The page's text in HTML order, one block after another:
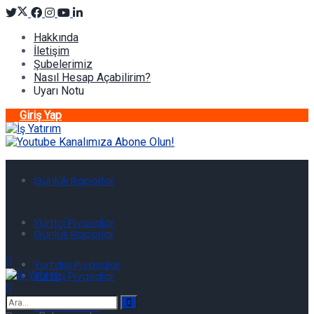
Hakkında
İletişim
Şubelerimiz
Nasıl Hesap Açabilirim?
Uyarı Notu
Giriş Yap
Günlük Raporlar
Yurtiçi Piyasalar
Yurtdışı Piyasalar
Son Haberler
Günlük Raporlar
Yurtiçi Piyasalar